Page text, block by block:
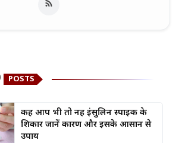
POSTS
कहीं आप भी तो नहीं इंसुलिन स्पाइक के
शिकार जानें कारण और इसके आसान से
उपाय